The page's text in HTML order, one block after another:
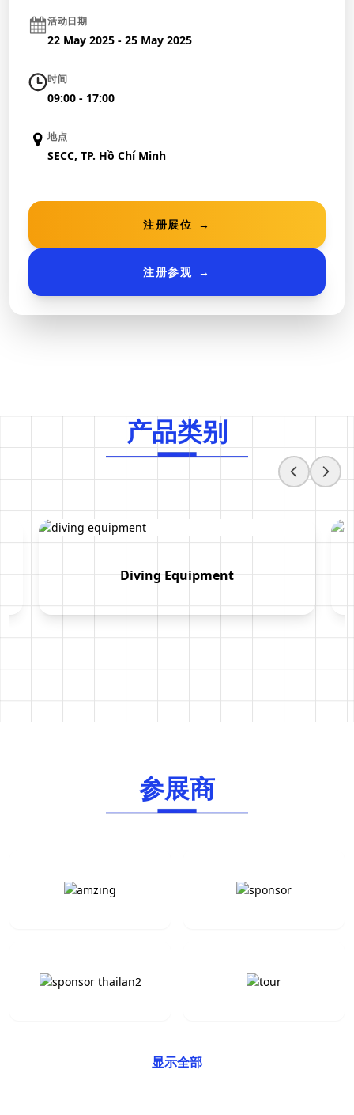
活动日期
22 May 2025 - 25 May 2025
时间
09:00 - 17:00
地点
SECC, TP. Hồ Chí Minh
注册展位 →
注册参观 →
产品类别
产品类别
Diving Equipment
参展商
参展商
显示全部